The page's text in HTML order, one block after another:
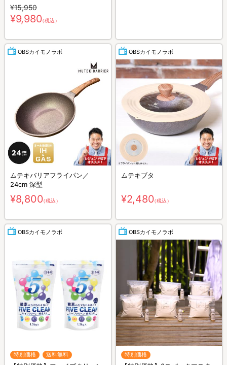
¥15,950
¥9,980（税込）
OBSカイモノラボ
ムテキバリアフライパン／
24cm 深型
¥8,800（税込）
OBSカイモノラボ
ムテキブタ
¥2,480（税込）
OBSカイモノラボ
特別価格 送料無料
OBSカイモノラボ
特別価格